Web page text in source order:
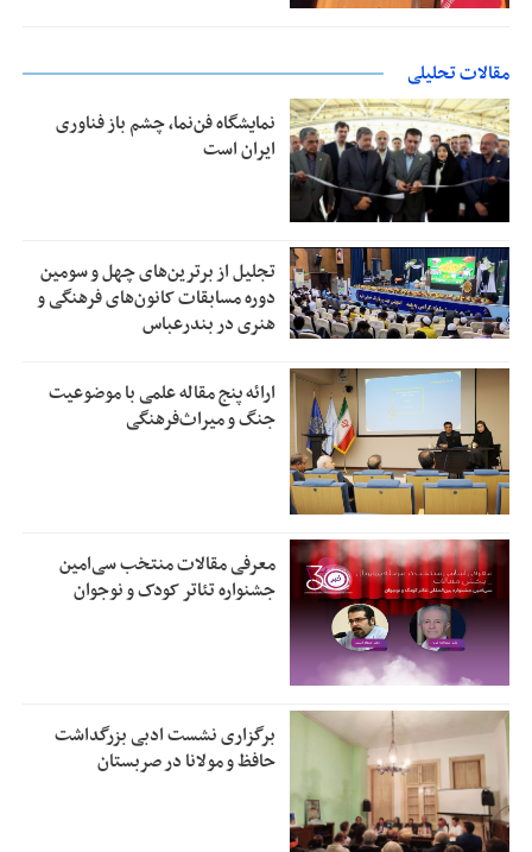
مقالات تحلیلی
نمایشگاه فن‌نما، چشم باز فناوری
ایران است
تجلیل از بر‌ترین‌های چهل و سومین
دوره مسابقات کانون‌های فرهنگی و
هنری در بندرعباس
ارائه پنج مقاله علمی با موضوعیت
جنگ و میراث‌فرهنگی
معرفی مقالات منتخب سی‌امین
جشنواره تئاتر کودک و نوجوان
برگزاری نشست ادبی بزرگداشت
حافظ و مولانا در صربستان